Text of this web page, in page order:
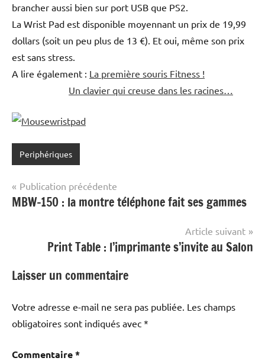
brancher aussi bien sur port USB que PS2.
La Wrist Pad est disponible moyennant un prix de 19,99
dollars (soit un peu plus de 13 €). Et oui, même son prix
est sans stress.
A lire également : La première souris Fitness !
Un clavier qui creuse dans les racines…
Periphériques
Navigation
de
Publication précédente
MBW-150 : la montre téléphone fait ses gammes
Article suivant
Print Table : l’imprimante s’invite au Salon
Laisser un commentaire
Votre adresse e-mail ne sera pas publiée. Les champs
obligatoires sont indiqués avec *
Commentaire*